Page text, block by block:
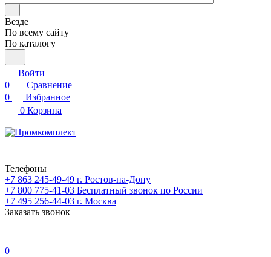
Везде
По всему сайту
По каталогу
Войти
0
Сравнение
0
Избранное
0 Корзина
Телефоны
+7 863 245-49-49 г. Ростов-на-Дону
+7 800 775-41-03 Бесплатный звонок по России
+7 495 256-44-03 г. Москва
Заказать звонок
0